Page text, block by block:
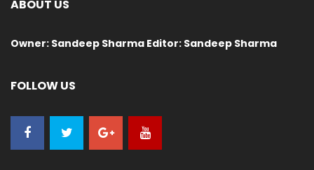
ABOUT US
Owner: Sandeep Sharma Editor: Sandeep Sharma
FOLLOW US